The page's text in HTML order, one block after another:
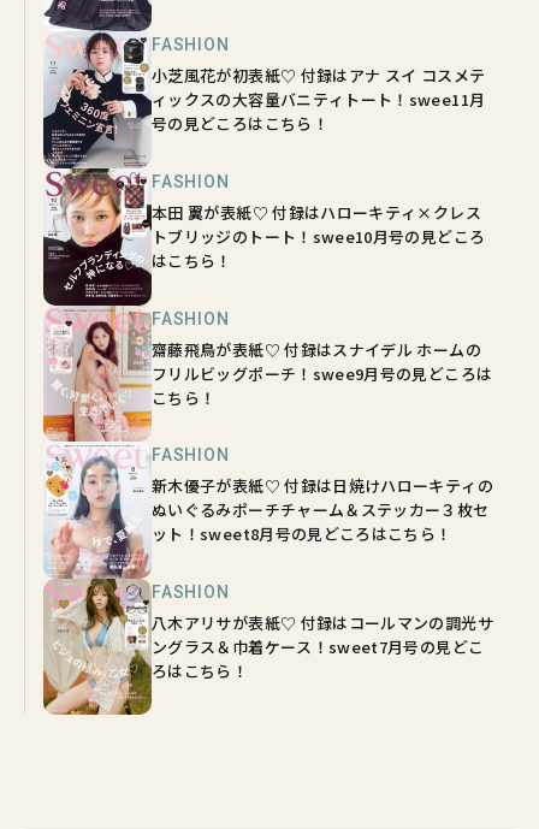
FASHION
小芝風花が初表紙♡ 付録はアナ スイ コスメテ
ィックスの大容量バニティトート！swee11月
号の見どころはこちら！
FASHION
本田 翼が表紙♡ 付録はハローキティ×クレス
トブリッジのトート！swee10月号の見どころ
はこちら！
FASHION
齋藤飛鳥が表紙♡ 付録はスナイデル ホームの
フリルビッグポーチ！swee9月号の見どころは
こちら！
FASHION
新木優子が表紙♡ 付録は日焼けハローキティの
ぬいぐるみポーチチャーム＆ステッカー３枚セ
ット！sweet8月号の見どころはこちら！
FASHION
八木アリサが表紙♡ 付録はコールマンの調光サ
ングラス＆巾着ケース！sweet7月号の見どこ
ろはこちら！